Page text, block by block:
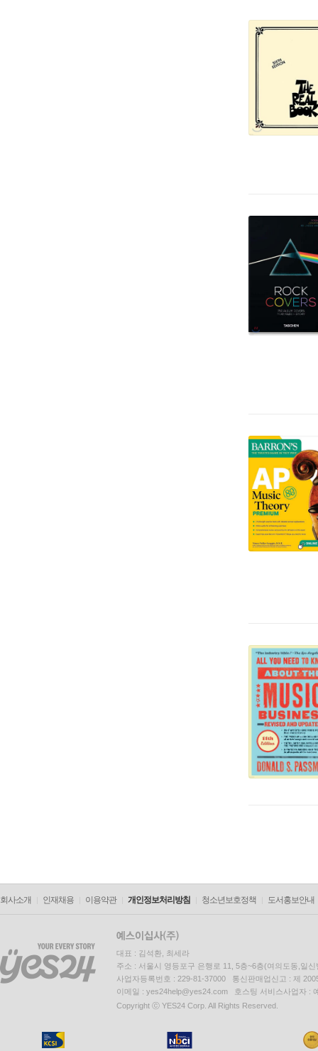
회사소개 인재채용 이용약관 개인정보처리방침 청소년보호정책 도서홍보안내
대표 : 김석환, 최세라
주소 : 서울시 영등포구 은행로 11, 5층~6층(여의도동,일신
사업자등록번호 : 229-81-37000 통신판매업신고 : 제
이메일 : yes24help@yes24.com 호스팅 서비스사업자 :
Copyright ⓒ YES24 Corp. All Rights Reserved.